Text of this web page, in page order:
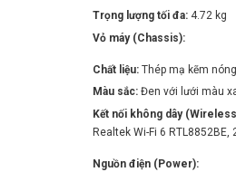
Trọng lượng tối đa: 4.72 kg
Vỏ máy (Chassis):
Chất liệu: Thép mạ kẽm nóng
Màu sắc: Đen với lưới màu
Kết nối không dây
Realtek Wi-Fi 6
Nguồn điện (Power):